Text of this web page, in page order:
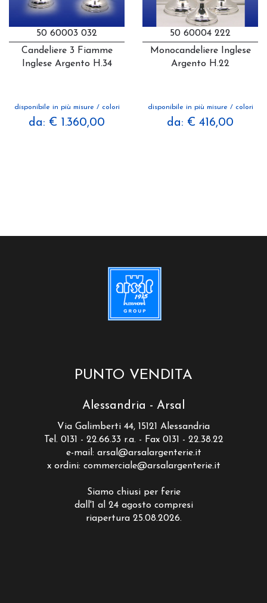
50 60003 032
Candeliere 3 Fiamme
Inglese Argento H.34
disponibile in più misure / colori
da: € 1.360,00
50 60004 222
Monocandeliere Inglese
Argento H.22
disponibile in più misure / colori
da: € 416,00
PUNTO VENDITA
Alessandria - Arsal
Via Galimberti 44, 15121 Alessandria
Tel. 0131 - 22.66.33 r.a. - Fax 0131 - 22.38.22
e-mail: arsal@arsalargenterie.it
x ordini: commerciale@arsalargenterie.it
Siamo chiusi per ferie
dall'1 al 24 agosto compresi
riapertura 25.08.2026.